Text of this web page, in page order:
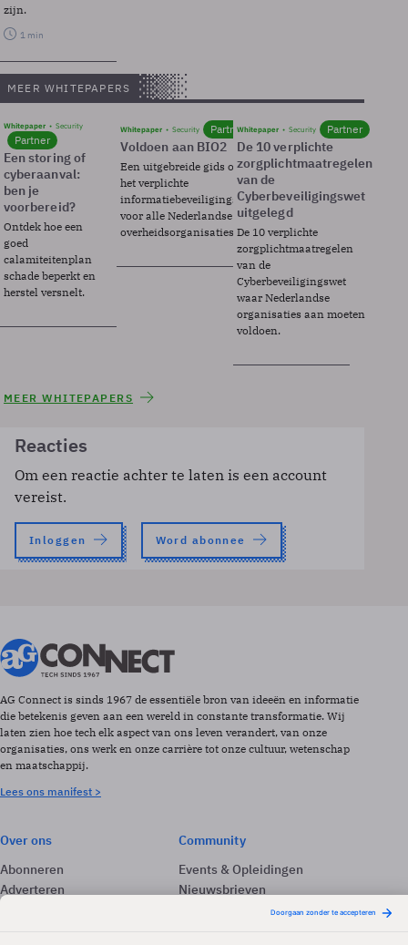
zijn.
1 min
MEER WHITEPAPERS
Whitepaper Security
Partner
Een storing of
cyberaanval:
ben je
voorbereid?
Ontdek hoe een
goed
calamiteitenplan
schade beperkt en
herstel versnelt.
Whitepaper Security Partner
Voldoen aan BIO2
Een uitgebreide gids over BIO2,
het verplichte
informatiebeveiligingsframework
voor alle Nederlandse
overheidsorganisaties.
Whitepaper Security Partner
De 10 verplichte
zorgplichtmaatregelen
van de
Cyberbeveiligingswet
uitgelegd
De 10 verplichte
zorgplichtmaatregelen
van de
Cyberbeveiligingswet
waar Nederlandse
organisaties aan moeten
voldoen.
MEER WHITEPAPERS
Reacties
Om een reactie achter te laten is een account
vereist.
Inloggen Word abonnee
AG Connect is sinds 1967 de essentiële bron van ideeën en informatie
die betekenis geven aan een wereld in constante transformatie. Wij
laten zien hoe tech elk aspect van ons leven verandert, van onze
organisaties, ons werk en onze carrière tot onze cultuur, wetenschap
en maatschappij.
Lees ons manifest >
Over ons
Abonneren
Adverteren
Community
Events & Opleidingen
Nieuwsbrieven